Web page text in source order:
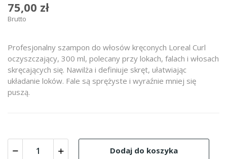
75,00 zł
Brutto
Profesjonalny szampon do włosów kręconych Loreal Curl
oczyszczający, 300 ml, polecany przy lokach, falach i włosach
skręcających się. Nawilża i definiuje skręt, ułatwiając
układanie loków. Fale są sprężyste i wyraźnie mniej się
puszą.
Dodaj do koszyka